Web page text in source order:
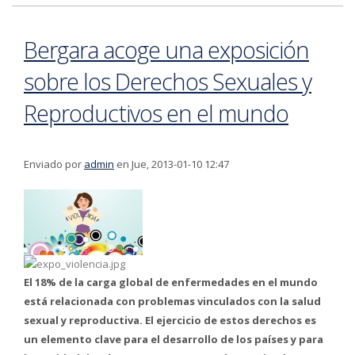
Feria de Ramos
Bergara acoge una exposición
sobre los Derechos Sexuales y
Reproductivos en el mundo
Enviado por admin en Jue, 2013-01-10 12:47
El 18% de la carga global de enfermedades en el mundo
está relacionada con problemas vinculados con la salud
sexual y reproductiva. El ejercicio de estos derechos es
un elemento clave para el desarrollo de los países y para